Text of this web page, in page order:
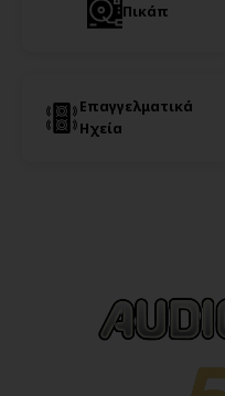
Πικάπ
Επαγγελματικά
Ηχεία